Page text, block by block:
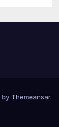
by Themeansar.